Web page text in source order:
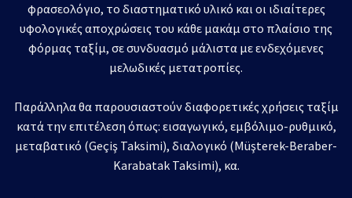
φρασεολόγιο, το διαστηματικό υλικό και οι ιδιαίτερες
υφολογικές αποχρώσεις του κάθε μακάμ στο πλαίσιο της
φόρμας ταξίμ, σε συνδυασμό μάλιστα με ενδεχόμενες
μελωδικές μετατροπίες.
Παράλληλα θα παρουσιαστούν διαφορετικές χρήσεις ταξίμ
κατά την επιτέλεση όπως: εισαγωγικό, εμβόλιμο-ρυθμικό,
μεταβατικό (Geçiş Taksimi), διαλογικό (Müşterek-Beraber-
Karabatak Taksimi), κα.